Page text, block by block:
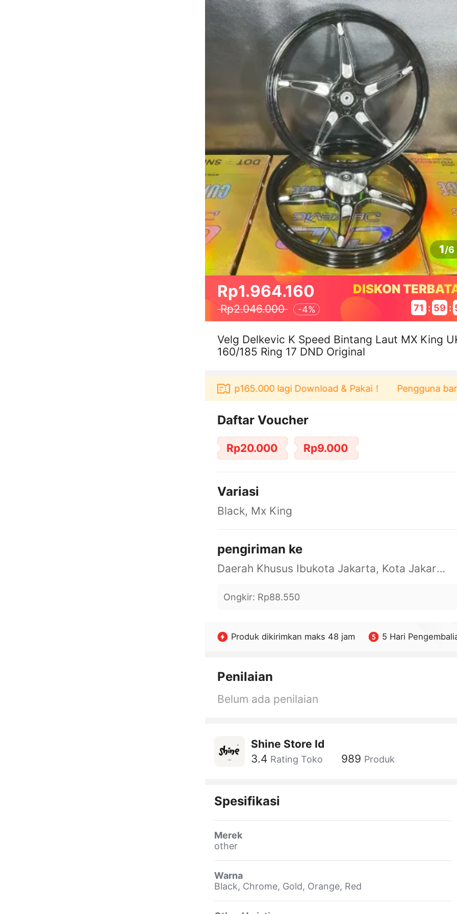
1/6
Rp1.964.160
Rp2.046.000 -4%
DISKON
71 : 59 :
Velg Delkevic K Speed Bintang Laut MX King
160/185 Ring 17 DND Original
di aplikasi Akulaku bisa dapat voucher Rp165.000 lagi Download & Pakai！ Pengguna baru
Daftar Voucher
Rp20.000 Rp9.000
Variasi
Black, Mx King
pengiriman ke
Daerah Khusus Ibukota Jakarta, Kota Jakarta Barat, Cengkareng, yy
Ongkir: Rp88.550
Produk dikirimkan maks 48 jam 5 Hari
Penilaian
Belum ada penilaian
Shine Store Id
3.4 Rating Toko 989 Produk
Spesifikasi
Merek
other
Warna
Black, Chrome, Gold, Orange, Red